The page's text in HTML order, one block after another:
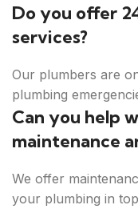
Do you offer
services?
Our plumbers are
plumbing
Can you help
maintenance
We offer
your plumbing in